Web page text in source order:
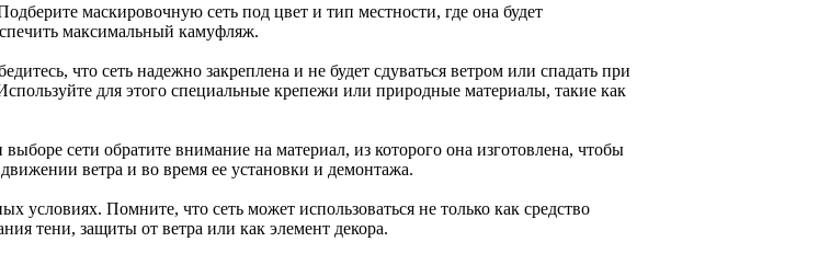
маскировочную сеть под цвет и тип местности, где она будет
максимальный камуфляж.
что сеть надежно закреплена и не будет сдуваться ветром или спадать при
для этого специальные крепежи или природные материалы, такие как
сети обратите внимание на материал, из которого она изготовлена, чтобы
ветра и во время ее установки и демонтажа.
условиях. Помните, что сеть может использоваться не только как средство
тени, защиты от ветра или как элемент декора.